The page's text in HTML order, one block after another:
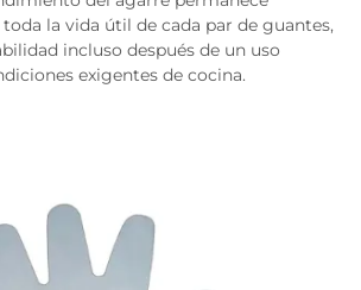
la vida útil de cada par de guantes,
incluso después de un uso
exigentes de cocina.